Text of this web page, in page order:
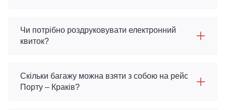
Чи потрібно роздруковувати електронний
квиток?
Скільки багажу можна взяти з собою на рейс
Порту – Краків?